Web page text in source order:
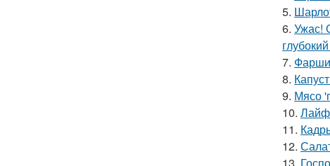
5.
6. Ужас!
7.
8.
9. Мясо
10.
11.
12.